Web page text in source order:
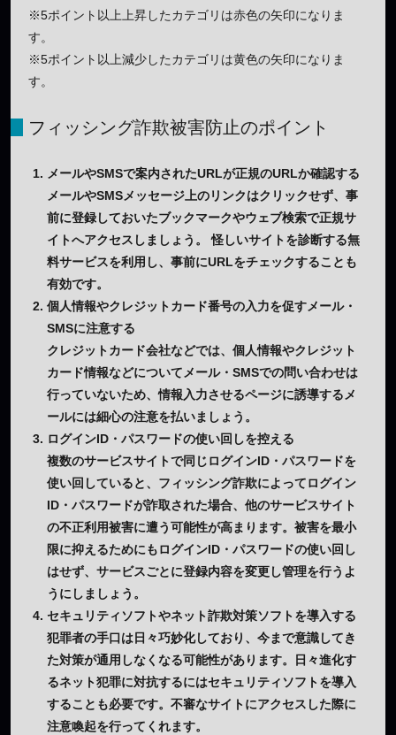
※5ポイント以上上昇したカテゴリは赤色の矢印になりま
す。
※5ポイント以上減少したカテゴリは黄色の矢印になりま
す。
フィッシング詐欺被害防止のポイント
メールやSMSで案内されたURLが正規のURLか確認する
メールやSMSメッセージ上のリンクはクリックせず、事
前に登録しておいたブックマークやウェブ検索で正規サ
イトへアクセスしましょう。 怪しいサイトを診断する無
料サービスを利用し、事前にURLをチェックすることも
有効です。
個人情報やクレジットカード番号の入力を促すメール・
SMSに注意する
クレジットカード会社などでは、個人情報やクレジット
カード情報などについてメール・SMSでの問い合わせは
行っていないため、情報入力させるページに誘導するメ
ールには細心の注意を払いましょう。
ログインID・パスワードの使い回しを控える
複数のサービスサイトで同じログインID・パスワードを
使い回していると、フィッシング詐欺によってログイン
ID・パスワードが詐取された場合、他のサービスサイト
の不正利用被害に遭う可能性が高まります。被害を最小
限に抑えるためにもログインID・パスワードの使い回し
はせず、サービスごとに登録内容を変更し管理を行うよ
うにしましょう。
セキュリティソフトやネット詐欺対策ソフトを導入する
犯罪者の手口は日々巧妙化しており、今まで意識してき
た対策が通用しなくなる可能性があります。日々進化す
るネット犯罪に対抗するにはセキュリティソフトを導入
することも必要です。不審なサイトにアクセスした際に
注意喚起を行ってくれます。